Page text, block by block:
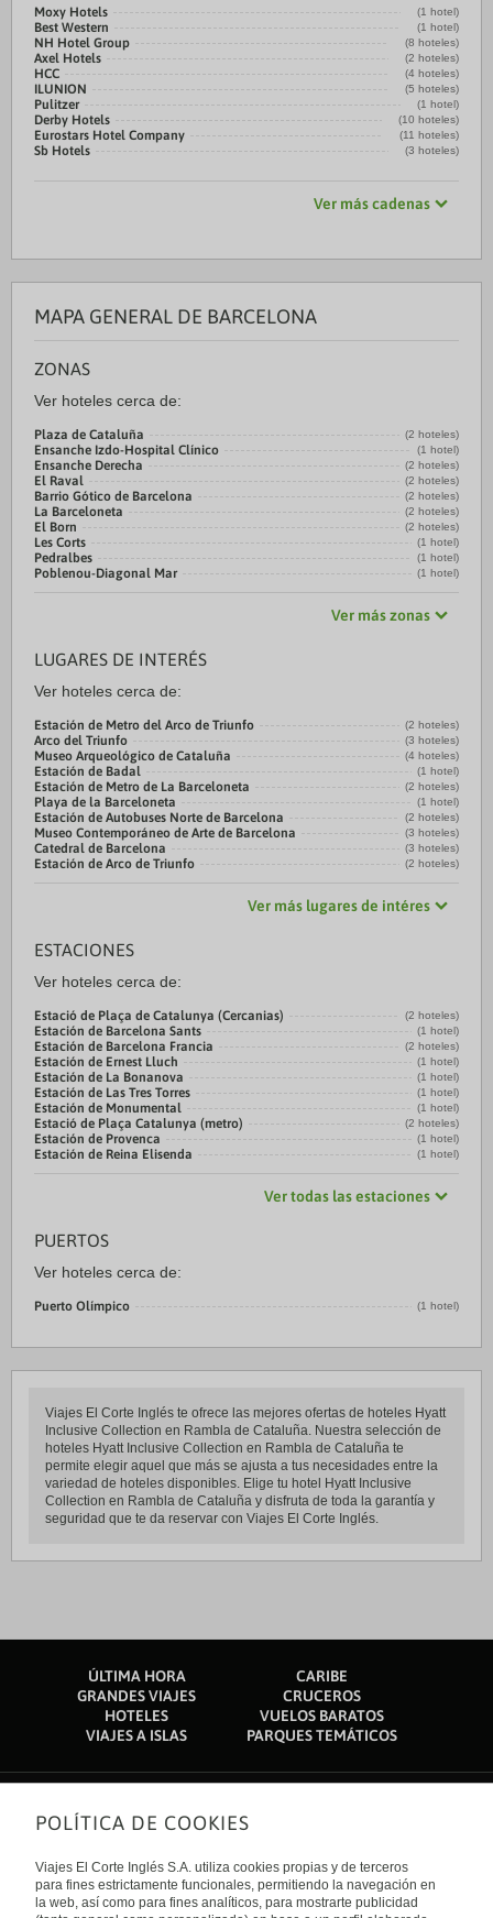
Moxy Hotels (1 hotel)
Best Western (1 hotel)
NH Hotel Group (8 hoteles)
Axel Hotels (2 hoteles)
HCC (4 hoteles)
ILUNION (5 hoteles)
Pulitzer (1 hotel)
Derby Hotels (10 hoteles)
Eurostars Hotel Company (11 hoteles)
Sb Hotels (3 hoteles)
Ver más cadenas
MAPA GENERAL DE BARCELONA
ZONAS
Ver hoteles cerca de:
Plaza de Cataluña (2 hoteles)
Ensanche Izdo-Hospital Clínico (1 hotel)
Ensanche Derecha (2 hoteles)
El Raval (2 hoteles)
Barrio Gótico de Barcelona (2 hoteles)
La Barceloneta (2 hoteles)
El Born (2 hoteles)
Les Corts (1 hotel)
Pedralbes (1 hotel)
Poblenou-Diagonal Mar (1 hotel)
Ver más zonas
LUGARES DE INTERÉS
Ver hoteles cerca de:
Estación de Metro del Arco de Triunfo (2 hoteles)
Arco del Triunfo (3 hoteles)
Museo Arqueológico de Cataluña (4 hoteles)
Estación de Badal (1 hotel)
Estación de Metro de La Barceloneta (2 hoteles)
Playa de la Barceloneta (1 hotel)
Estación de Autobuses Norte de Barcelona (2 hoteles)
Museo Contemporáneo de Arte de Barcelona (3 hoteles)
Catedral de Barcelona (3 hoteles)
Estación de Arco de Triunfo (2 hoteles)
Ver más lugares de intéres
ESTACIONES
Ver hoteles cerca de:
Estació de Plaça de Catalunya (Cercanias) (2 hoteles)
Estación de Barcelona Sants (1 hotel)
Estación de Barcelona Francia (2 hoteles)
Estación de Ernest Lluch (1 hotel)
Estación de La Bonanova (1 hotel)
Estación de Las Tres Torres (1 hotel)
Estación de Monumental (1 hotel)
Estació de Plaça Catalunya (metro) (2 hoteles)
Estación de Provenca (1 hotel)
Estación de Reina Elisenda (1 hotel)
Ver todas las estaciones
PUERTOS
Ver hoteles cerca de:
Puerto Olímpico (1 hotel)
Viajes El Corte Inglés te ofrece las mejores ofertas de hoteles Hyatt
Inclusive Collection en Rambla de Cataluña. Nuestra selección de
hoteles Hyatt Inclusive Collection en Rambla de Cataluña te
permite elegir aquel que más se ajusta a tus necesidades entre la
variedad de hoteles disponibles. Elige tu hotel Hyatt Inclusive
Collection en Rambla de Cataluña y disfruta de toda la garantía y
seguridad que te da reservar con Viajes El Corte Inglés.
ÚLTIMA HORA
CARIBE
GRANDES VIAJES
CRUCEROS
HOTELES
VUELOS BARATOS
VIAJES A ISLAS
PARQUES TEMÁTICOS
Sobre nosotros
Quiénes somos
Financiación
Sostenibilidad
Turismo accesible
Enlaces de interés
POLÍTICA DE COOKIES
Viajes El Corte Inglés S.A. utiliza cookies propias y de terceros
para fines estrictamente funcionales, permitiendo la navegación en
la web, así como para fines analíticos, para mostrarte publicidad